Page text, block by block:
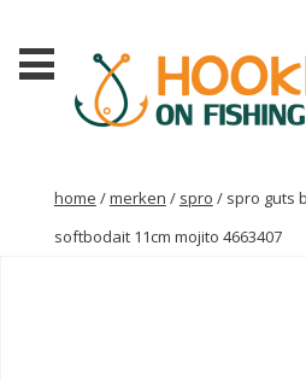
home /merken / spro / spro guts
softbodait 11cm mojito 4663407